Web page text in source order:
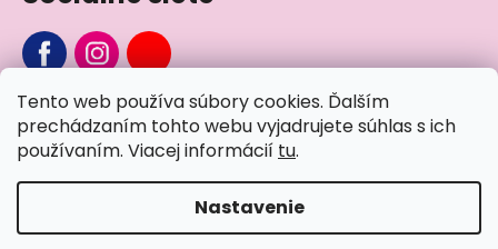
Tento web používa súbory cookies. Ďalším
prechádzaním tohto webu vyjadrujete súhlas s ich
používaním. Viacej informácií tu.
Nastavenie
Chcete sa nás na niečo opýtať?